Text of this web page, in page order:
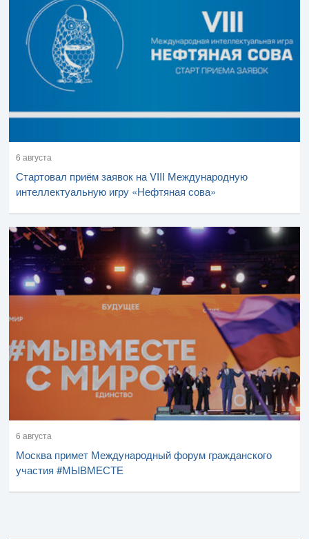
6 августа
Стартовал приём заявок на VIII Международную
интеллектуальную игру «Нефтяная сова»
6 августа
Москва примет Международный форум гражданского
участия #МЫВМЕСТЕ